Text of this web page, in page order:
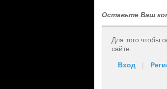
Оставьте Ваш
Для того чтобы
сайте.
Вход |